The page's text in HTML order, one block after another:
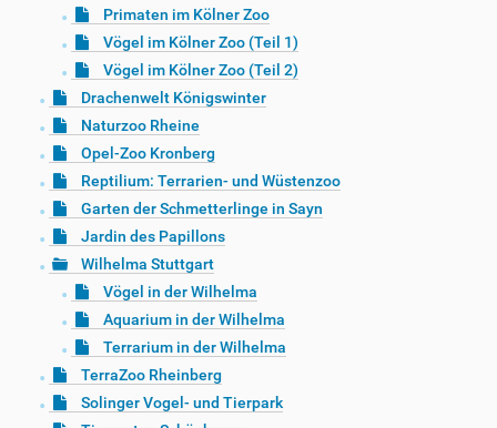
Primaten im Kölner Zoo
Vögel im Kölner Zoo (Teil 1)
Vögel im Kölner Zoo (Teil 2)
Drachenwelt Königswinter
Naturzoo Rheine
Opel-Zoo Kronberg
Reptilium: Terrarien- und Wüstenzoo
Garten der Schmetterlinge in Sayn
Jardin des Papillons
Wilhelma Stuttgart
Vögel in der Wilhelma
Aquarium in der Wilhelma
Terrarium in der Wilhelma
TerraZoo Rheinberg
Solinger Vogel- und Tierpark